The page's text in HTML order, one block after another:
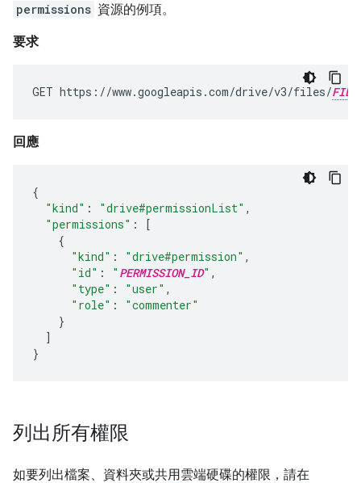
permissions 資源的例項。
要求
GET https://www.googleapis.com/drive/v3/files/
回應
{
"kind" : "drive#permissionList" ,
"permissions" :
[
{
"kind" : "drive#permission" ,
"id" : " PERMISSION_ID" ,
"type" : "user" ,
"role" :
"commenter"
}
]
}
列出所有權限
如要列出檔案、資料夾或共用雲端硬碟的權限，請在